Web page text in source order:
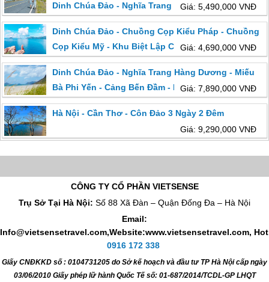
Dinh Chúa Đảo - Nghĩa Trang Hàng Dương 3 Ngày
2 Đêm Khởi Hành Từ Hà Nội
Giá: 5,490,000 VNĐ
Dinh Chúa Đảo - Chuồng Cọp Kiểu Pháp - Chuồng
Cọp Kiểu Mỹ - Khu Biệt Lập Chuồng Bò - Nghĩa
Trang Hàng Dương 2 Ngày 1 Đêm Khởi Hành Từ Hà
Nội
Giá: 4,690,000 VNĐ
Dinh Chúa Đảo - Nghĩa Trang Hàng Dương - Miếu
Bà Phi Yến - Cảng Bến Đầm - Bãi Nhát - Chùa Núi
Một (Đi HCM Về Cần Thơ)
Giá: 7,890,000 VNĐ
Hà Nội - Cần Thơ - Côn Đảo 3 Ngày 2 Đêm
Giá: 9,290,000 VNĐ
CÔNG TY CỔ PHẦN VIETSENSE
Trụ Sở Tại Hà Nội: Số 88 Xã Đàn – Quận Đống Đa – Hà Nội
Email:
Info@vietsensetravel.com,Website:www.vietsensetravel.com,
0916 172 338
Giấy CNĐKKD số : 0104731205 do Sở kế hoạch và đầu tư TP Hà Nội cấp ngày
03/06/2010 Giấy phép lữ hành Quốc Tế số: 01-687/2014/TCDL-GP LHQT